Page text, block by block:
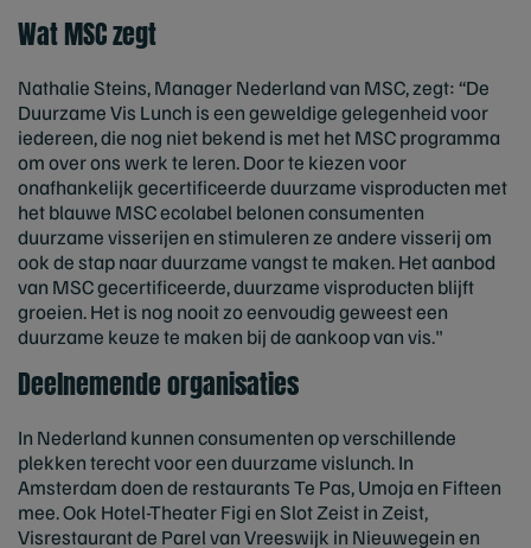
Wat MSC zegt
Nathalie Steins, Manager Nederland van MSC, zegt: “De
Duurzame Vis Lunch is een geweldige gelegenheid voor
iedereen, die nog niet bekend is met het MSC programma
om over ons werk te leren. Door te kiezen voor
onafhankelijk gecertificeerde duurzame visproducten met
het blauwe MSC ecolabel belonen consumenten
duurzame visserijen en stimuleren ze andere visserij om
ook de stap naar duurzame vangst te maken. Het aanbod
van MSC gecertificeerde, duurzame visproducten blijft
groeien. Het is nog nooit zo eenvoudig geweest een
duurzame keuze te maken bij de aankoop van vis."
Deelnemende organisaties
In Nederland kunnen consumenten op verschillende
plekken terecht voor een duurzame vislunch. In
Amsterdam doen de restaurants Te Pas, Umoja en Fifteen
mee. Ook Hotel-Theater Figi en Slot Zeist in Zeist,
Visrestaurant de Parel van Vreeswijk in Nieuwegein en